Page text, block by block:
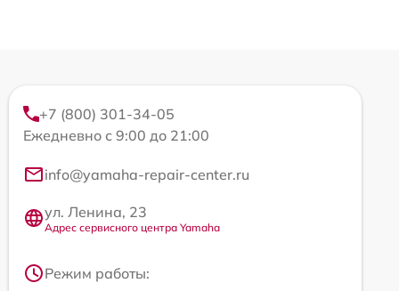
+7 (800) 301-34-05
Ежедневно с 9:00 до 21:00
info@yamaha-repair-center.ru
ул. Ленина, 23
Адрес сервисного центра Yamaha
Режим работы: